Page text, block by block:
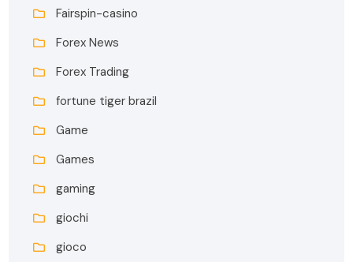
Fairspin-casino
Forex News
Forex Trading
fortune tiger brazil
Game
Games
gaming
giochi
gioco